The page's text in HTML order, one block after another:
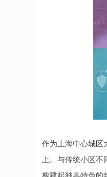
作为上海中心城区
上。与传统小区
构建起独具特色的